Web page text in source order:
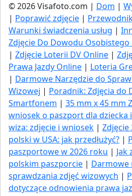
© 2026 Visafoto.com | Dom |
| Poprawić zdjęcie |
Warunki świadczenia usług |
Zdjęcie Do Dowodu
| Zdjęcie Loterii DV Online |
Prawa Jazdy Online | Loteria
| Darmowe Narzędzie do
Wizowej | Poradnik: Zdjęcia do
Smartfonem | 35 mm x 45 mm
wniosek o paszport dla dziecka
wiza: zdjęcie i wniosek | Zdjęcie
polski w USA: jak przedłużyć​? |
paszportowe w 2026 roku | Jak
polskim paszporcie | Darmowe
sprawdzania zdjęć wizowych |
dotyczące odnowienia prawa